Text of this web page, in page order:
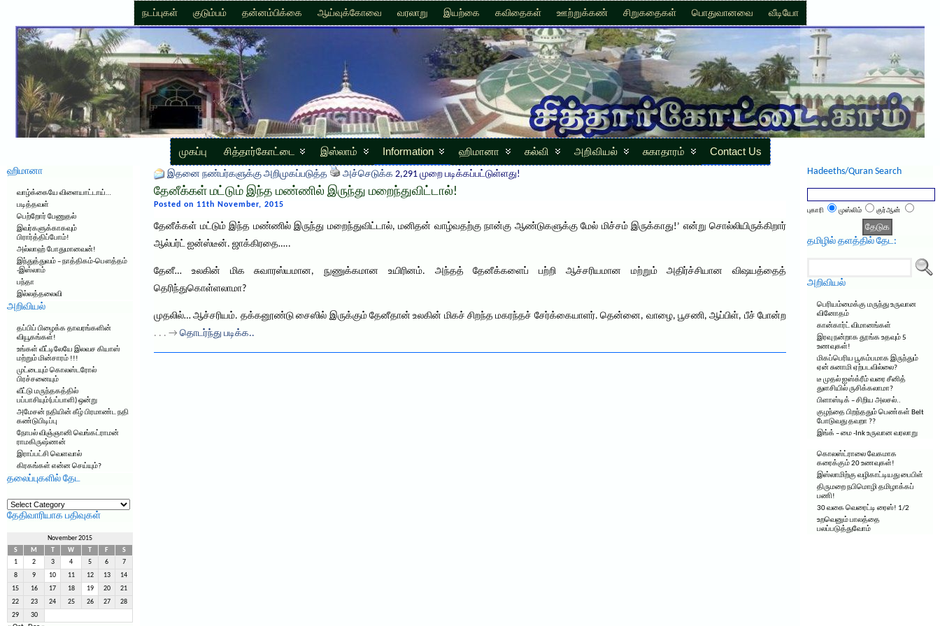
நடப்புகள் குடும்பம் தன்னம்பிக்கை ஆய்வுக்கோவை வரலாறு இயற்கை கவிதைகள் ஊற்றுக்கண் சிறுகதைகள் பொதுவானவை வீடியோ
முகப்பு சித்தார்கோட்டை இஸ்லாம் Information ஹிமானா கல்வி அறிவியல் சுகாதாரம் Contact Us
ஹிமானா
வாழ்க்கையே விளையாட்டாய்…
படித்தவள்
பெற்றோர் பேணுதல்
இவர்களுக்காகவும்
பிரார்த்திப்போம்!
அல்லாஹ் போதுமானவன்!
இந்துத்துவம் – நாத்திகம்-பௌத்தம்
-இஸ்லாம்
பந்தா
இல்லத்தலைவி
அறிவியல்
தப்பிப் பிழைக்க தாவரங்களின்
வியூகங்கள்!
உங்கள் வீட்டிலேயே இலவச கியாஸ்
மற்றும் மின்சாரம் !!!
முட்டையும் கொலஸ்டரோல்
பிரச்சனையும்
வீட்டு மருந்தகத்தில்
பப்பாசியும்(பப்பாளி) ஒன்று
அமேசன் நதியின் கீழ் பிரமாண்ட நதி
கண்டுபிடிப்பு
நோபல் விஞ்ஞானி வெங்கட்ராமன்
ராமகிருஷ்ணன்
இராப்பட்சி வெளவால்
கிரகங்கள் என்ன செய்யும்?
தலைப்புகளில் தேட
தலைப்புகளில்
தேட
தேதிவாரியாக பதிவுகள்
November 2015
S
M W F
S
1
2 3 4 5 6 7
8 9 10 11 12 13 14
15 16 17 18 19 20 21
22 23 24 25 26 27 28
29 30
இதனை நண்பர்களுக்கு அறிமுகப்படுத்த அச்செடுக்க 2,291 முறை படிக்கப்பட்டுள்ளது!
தேனீக்கள் மட்டும் இந்த மண்ணில் இருந்து மறைந்துவிட்டால்!
Posted on 11th November, 2015
தேனீக்கள் மட்டும் இந்த மண்ணில் இருந்து மறைந்துவிட்டால், மனிதன் வாழ்வதற்கு நான்கு ஆண்டுகளுக்கு மேல் மிச்சம் இருக்காது!’ என்று சொல்லியிருக்கிறார்
ஆல்பர்ட் ஐன்ஸ்டீன். ஜாக்கிரதை…..
தேனீ… உலகின் மிக சுவாரஸ்யமான, நுணுக்கமான உயிரினம். அந்தத் தேனீக்களைப் பற்றி ஆச்சரியமான மற்றும் அதிர்ச்சியான விஷயத்தைத்
தெரிந்துகொள்ளலாமா?
முதலில்… ஆச்சரியம். தக்கனூண்டு சைஸில் இருக்கும் தேனீதான் உலகின் மிகச் சிறந்த மகரந்தச் சேர்க்கையாளர். தென்னை, வாழை, பூசணி, ஆப்பிள், பீச் போன்ற
. . . → தொடர்ந்து படிக்க..
Hadeeths/Quran Search
புகாரி முஸ்லிம் குர்ஆன்
தமிழில் தளத்தில் தேட:
அறிவியல்
பெரியம்மைக்கு மருந்து உருவான
வினோதம்
கான்கார்ட் விமானங்கள்
இரவு நன்றாக தூங்க உதவும் 5
உணவுகள்!
மிகப்பெரிய பூகம்பமாக இருந்தும்
ஏன் சுனாமி ஏற்படவில்லை?
டீ முதல் ஐஸ்க்ரீம் வரை சீனித்
துளசியில் ருசிக்கலாமா?
பிளாஸ்டிக் – சிறிய அலசல்..
குழந்தை பிறந்ததும் பெண்கள் Belt
போடுவது தவறா ??
இங்க் – மை -Ink உருவான வரலாறு
கொலஸ்ட்ராலை வேகமாக
கரைக்கும் 20 உணவுகள்!
இஸ்லாமிற்கு வழிகாட்டியது பைபிள்
திருமறை நபிமொழி தமிழாக்கப்
பணி!
30 வகை வெரைட்டி ரைஸ்! 1/2
உறவெனும் பாலத்தை
பலப்படுத்துவோம்